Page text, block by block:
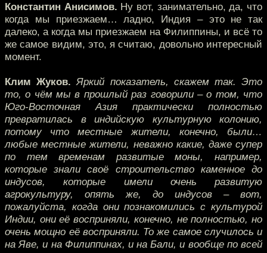
Константин Анисимов. Ну вот, занимательно, да, что
когда мы приезжаем… ладно, Индия – это не так
далеко, а когда мы приезжаем на Филиппины, и всё то
же самое видим, это, я считаю, довольно интересный
момент.
Клим Жуков. Яркий показатель, скажем так. Это
то, о чём мы в прошлый раз говорили – о том, что
Юго-Восточная Азия практически полностью
превратилась в индийскую культурную колонию,
потому что местные жители, конечно, были…
любые местные жители, неважно какие, даже супер
по тем временам развитые моны, например,
которые знали своё строительство каменное до
индусов, которые имели очень развитую
агрокультуру, опять же, до индусов – вот,
пожалуйста, когда они познакомились с культурой
Индии, они её восприняли, конечно, не полностью, но
очень мощно её восприняли. То же самое случилось и
на Яве, и на Филиппинах, и на Бали, и вообще по всей